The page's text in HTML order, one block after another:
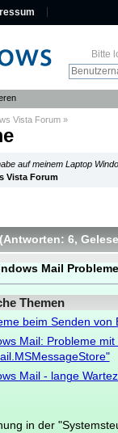
Bitte
Vista Forum»
auf meinem Laptop
Vista Forum
(Antworten: 6,
Mail
Themen
beim Senden von
Mail: Probleme
Mail - lange
in der